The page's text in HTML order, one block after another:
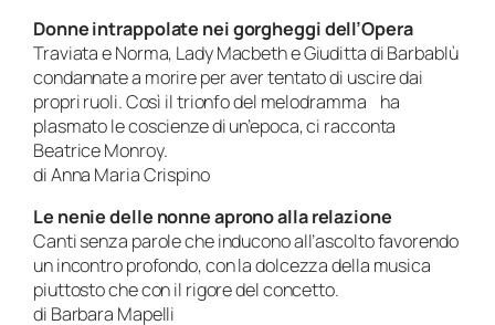
Donne intrappolate nei gorgheggi dell’Opera
Traviata e Norma, Lady Macbeth e Giuditta di Barbablù
condannate a morire per aver tentato di uscire dai
propri ruoli. Così il trionfo del melodramma ha
plasmato le coscienze di un’epoca, ci racconta
Beatrice Monroy.
di Anna Maria Crispino
Le nenie delle nonne aprono alla relazione
Canti senza parole che inducono all’ascolto favorendo
un incontro profondo, con la dolcezza della musica
piuttosto che con il rigore del concetto.
di Barbara Mapelli